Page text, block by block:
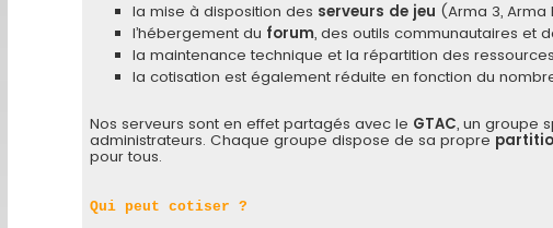
la mise à disposition des serveurs de jeu (Arma 3, Arma
l’hébergement du forum, des outils communautaires et
la maintenance technique et la répartition des
la cotisation est également réduite en fonction du
Nos serveurs sont en effet partagés avec le GTAC, un groupe
administrateurs. Chaque groupe dispose de sa propre
pour tous.
Qui peut cotiser ?